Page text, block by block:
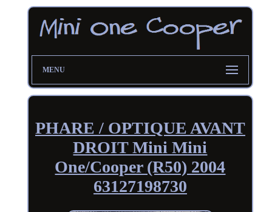
MENU
PHARE / OPTIQUE AVANT
DROIT Mini Mini
One/Cooper (R50) 2004
63127198730